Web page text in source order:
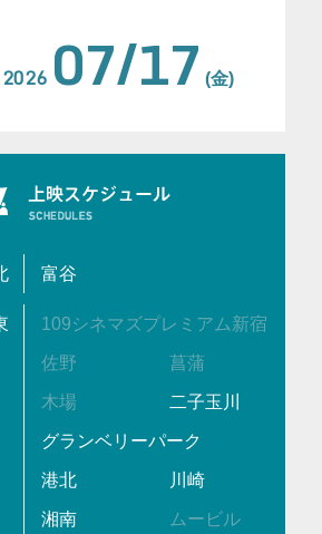
2026 07/17 (金)
富谷
109シネマズプレミアム新宿
佐野 菖蒲
木場 二子玉川
グランベリーパーク
港北 川崎
湘南 ムービル